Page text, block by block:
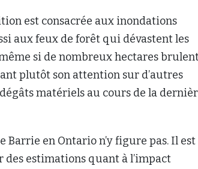
est consacrée aux inondations
aux feux de forêt qui dévastent les
si de nombreux hectares
plutôt son attention sur d’autres
matériels au cours de la
Barrie en Ontario n’y figure pas. Il est
estimations quant à l’impact